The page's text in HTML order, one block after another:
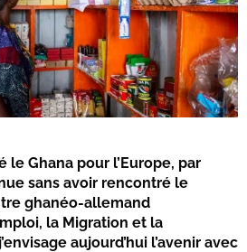
le Ghana pour l’Europe, par
sans avoir rencontré le
ghanéo-allemand
la Migration et la
aujourd’hui l’avenir avec